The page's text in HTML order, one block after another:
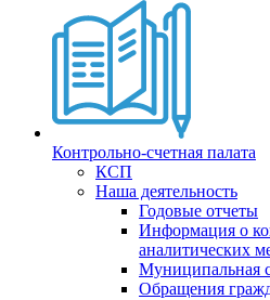
Контрольно-счетная палата
КСП
Наша деятельность
Годовые отчеты
Информация о
аналитических
Муниципальная
Обращения